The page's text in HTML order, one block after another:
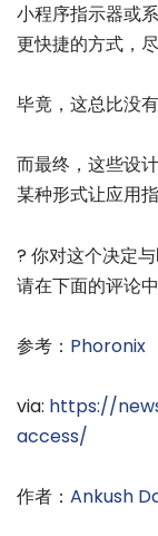
小程序指示器或
更快捷的方式，
毕竟，这总比没有
而最终，这些设
某种形式让应用指
? 你对这个决定
请在下面的评论
参考： Phoronix
via: https://
access/
作者： Ankush